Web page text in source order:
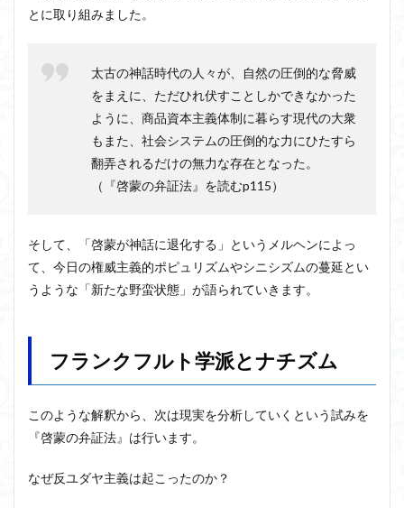
とに取り組みました。
太古の神話時代の人々が、自然の圧倒的な脅威
をまえに、ただひれ伏すことしかできなかった
ように、商品資本主義体制に暮らす現代の大衆
もまた、社会システムの圧倒的な力にひたすら
翻弄されるだけの無力な存在となった。
（『啓蒙の弁証法』を読むp115）
そして、「啓蒙が神話に退化する」というメルヘンによっ
て、今日の権威主義的ポピュリズムやシニシズムの蔓延とい
うような「新たな野蛮状態」が語られていきます。
フランクフルト学派とナチズム
このような解釈から、次は現実を分析していくという試みを
『啓蒙の弁証法』は行います。
なぜ反ユダヤ主義は起こったのか？